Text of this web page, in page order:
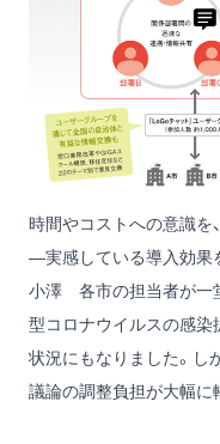
時間やコストへの意識を
―実感している導入効果
小澤 各市の担当者が一
型コロナウイルスの感染
状況にもなりました。し
議論の調整負担が大幅に